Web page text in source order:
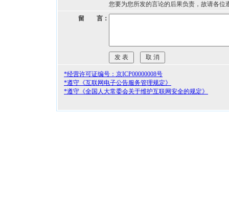
您要为您所发的言论的后果负责，故请各位
留 言：
*经营许可证编号：京ICP00000008号
*遵守《互联网电子公告服务管理规定》
*遵守《全国人大常委会关于维护互联网安全的规定》